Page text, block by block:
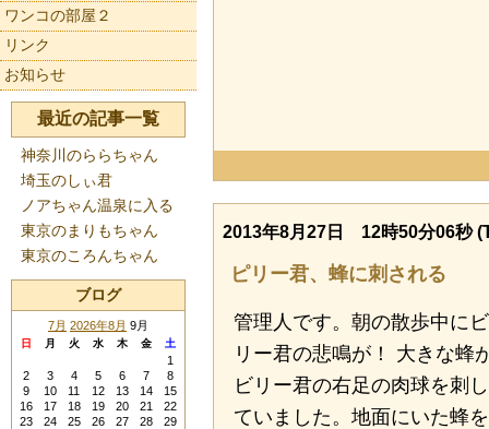
2013年8月27日 12時50分06秒
ピリー君、蜂に刺される
管理人です。朝の散歩中にビ
リー君の悲鳴が！ 大きな蜂
ビリー君の右足の肉球を刺し
ていました。地面にいた蜂を
ワンコの部屋２
リンク
お知らせ
最近の記事一覧
神奈川のららちゃん
埼玉のしぃ君
ノアちゃん温泉に入る
東京のまりもちゃん
東京のころんちゃん
ブログ
7月 2026年8月 9月
日 月 火 水 木 金 土
1
2
3 4 5 6 7
8
9
10 11 12 13 14
15
16
17 18 19 20 21
22
23
24 25 26 27 28
29